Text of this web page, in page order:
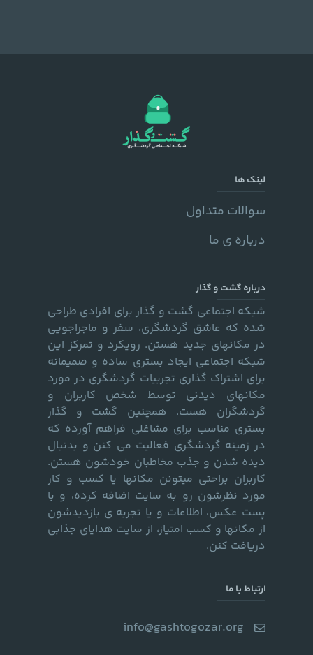
لینک ها
سوالات متداول
درباره ی ما
درباره گشت و گذار
شبکه اجتماعی گشت و گذار برای افرادی طراحی
شده که عاشق گردشگری، سفر و ماجراجویی
در مکانهای جدید هستن. رویکرد و تمرکز این
شبکه اجتماعی ایجاد بستری ساده و صمیمانه
برای اشتراک گذاری تجربیات گردشگری در مورد
مکانهای دیدنی توسط شخص کاربران و
گردشگران هست. همچنین گشت و گذار
بستری مناسب برای مشاغلی فراهم آورده که
در زمینه گردشگری فعالیت می کنن و بدنبال
دیده شدن و جذب مخاطبان خودشون هستن.
کاربران براحتی میتونن مکانها یا کسب و کار
مورد نظرشون رو به سایت اضافه کرده، و با
پست عکس، اطلاعات و یا تجربه ی بازدیدشون
از مکانها و کسب امتیاز، از سایت هدایای جذابی
دریافت کنن.
ارتباط با ما
info@gashtogozar.org